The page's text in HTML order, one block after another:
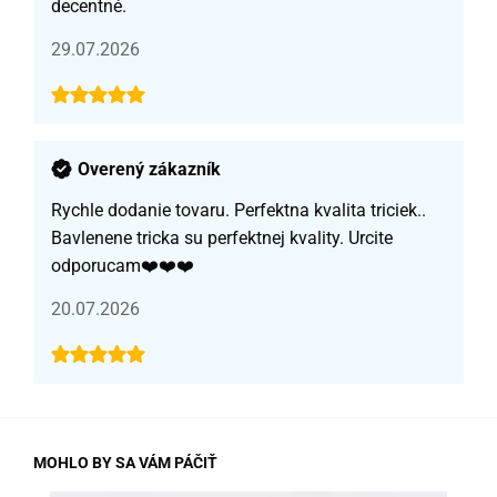
decentné.
29.07.2026
Overený zákazník
Rychle dodanie tovaru. Perfektna kvalita triciek..
Bavlenene tricka su perfektnej kvality. Urcite
odporucam❤️❤️❤️
20.07.2026
MOHLO BY SA VÁM PÁČIŤ